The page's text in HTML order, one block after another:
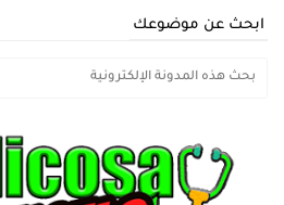
ابحث عن موضوعك